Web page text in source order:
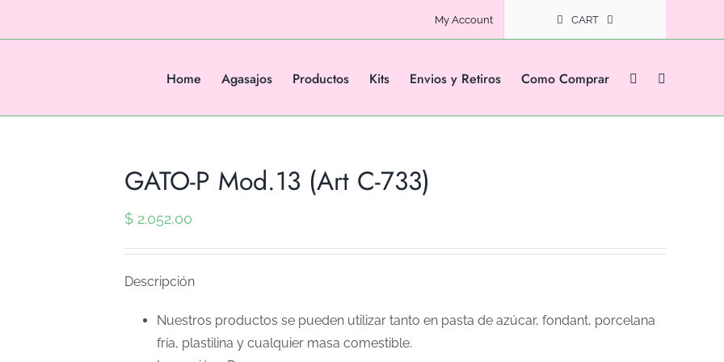
My Account CART
Home Agasajos Productos Kits Envios y Retiros Como Comprar
GATO-P Mod.13 (Art C-733)
$ 2.052,00
Descripción
Nuestros productos se pueden utilizar tanto en pasta de azúcar, fondant, porcelana
fría, plastilina y cualquier masa comestible.